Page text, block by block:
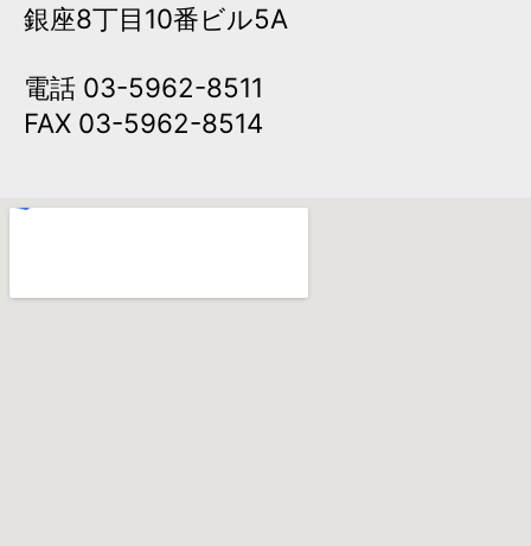
銀座8丁目10番ビル5A
電話 03-5962-8511
FAX 03-5962-8514